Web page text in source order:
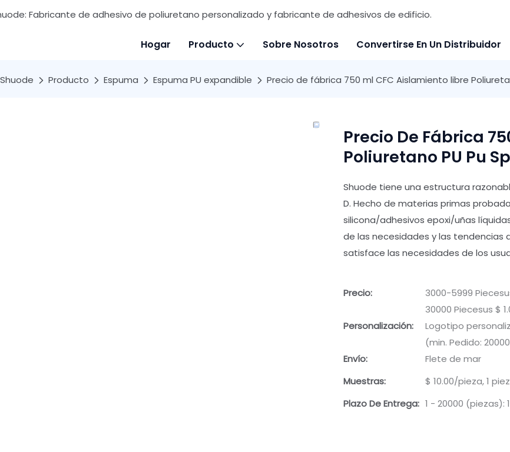
Fabricante de adhesivo de poliuretano personalizado y fabricante de adhesivos de edificio.
Hogar Producto Sobre Nosotros Convertirse En Un Distribuidor
Shuode Producto Espuma Espuma PU expandible Precio de fábrica 750 ml CFC Aislamiento libre
Precio De Fábrica
Poliuretano PU Pu
Shuode tiene una estructura
D. Hecho de materias primas
silicona/adhesivos epoxi/uñas
de las necesidades y las tendencias
satisface las necesidades de los
Precio:
3000-5999
30000 Piecesus $
Personalización:
Logotipo
(min. Pedido:
Envío:
Flete de mar
Muestras:
$ 10.00/pieza, 1
Plazo De Entrega: 1 - 20000